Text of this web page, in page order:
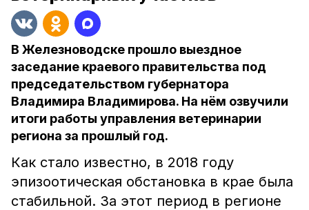
В Железноводске прошло выездное
заседание краевого правительства под
председательством губернатора
Владимира Владимирова. На нём озвучили
итоги работы управления ветеринарии
региона за прошлый год.
Как стало известно, в 2018 году
эпизоотическая обстановка в крае была
стабильной. За этот период в регионе